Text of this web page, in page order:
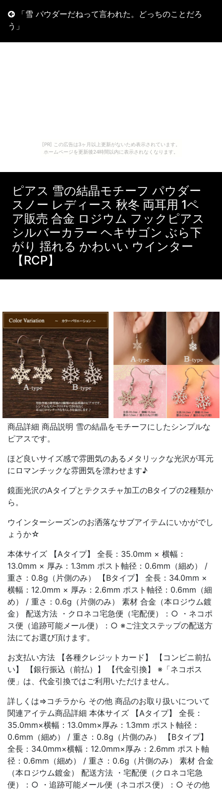
[PR] この広告は3ヶ月以上更新がないため表示されています。
ホームページを更新後24時間以内に表示されなくなります。
「雪 パウダーだねって言われた。どっちのことだろ
う」
ピアス 雪の結晶モチーフ パウダー
スノー レディース 秋冬 両耳用 1ペ
ア販売 合金 ロジウム フックピアス
シルバーカラー ヘキサゴン ぶら下
がり 揺れる かわいい ウインター
【RCP】
商品詳細 商品説明 雪の結晶をモチーフにしたシンプルな
ピアスです。
ほど良いサイズ感で雰囲気のあるメタリックな光沢が耳元
にロマンチックな雰囲気を漂わせます♪
鏡面光沢のAタイプとテクスチャ加工のBタイプの2種類か
ら。
ウインターシーズンのお洒落なサブアイテムにいかがでし
ょうか☆
本体サイズ 【Aタイプ】 全長：35.0mm × 横幅：
13.0mm × 厚み：1.3mm ポスト軸径：0.6mm（細め） /
重さ：0.8g（片側のみ） 【Bタイプ】 全長：34.0mm ×
横幅：12.0mm × 厚み：2.6mm ポスト軸径：0.6mm（細
め） / 重さ：0.6g（片側のみ） 素材 合金（本ロジウム鍍
金） 配送方法 ・クロネコ宅急便（宅配便）：○ ・ネコポ
ス便（追跡可能メール便）：○ ※ご注文ステップの配送方
法にてお選び頂けます。
お支払い方法 【各種クレジットカード】 【コンビニ前払
い】 【銀行振込（前払）】 【代金引換】 ※「ネコポス
便」は、代金引換ではご利用いただけません。
詳しくは⇒コチラから その他 商品のお取り扱いについて
関連アイテム商品詳細 本体サイズ 【Aタイプ】 全長：
35.0mm×横幅：13.0mm×厚み：1.3mm ポスト軸径：
0.6mm（細め） / 重さ：0.8g（片側のみ） 【Bタイプ】
全長：34.0mm×横幅：12.0mm×厚み：2.6mm ポスト軸
径：0.6mm（細め） / 重さ：0.6g（片側のみ） 素材 合金
（本ロジウム鍍金） 配送方法 ・宅配便（クロネコ宅急
便）：○ ・追跡可能メール便（ネコポス便）：○ その他